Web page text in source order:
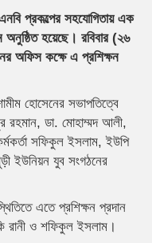
প্রকল্পের সহযোগিতায় এক
অনুষ্ঠিত হয়েছে। রবিবার (২৬
অফিস কক্ষে এ প্রশিক্ষন
হোসেনের সভাপতিত্বে
রহমান, ডা. মোহাম্মদ আলী,
সফিকুল ইসলাম, ইউপি
ইউনিয়ন যুব সংগঠনের
এতে প্রশিক্ষন প্রদান
রানী ও শফিকুল ইসলাম।